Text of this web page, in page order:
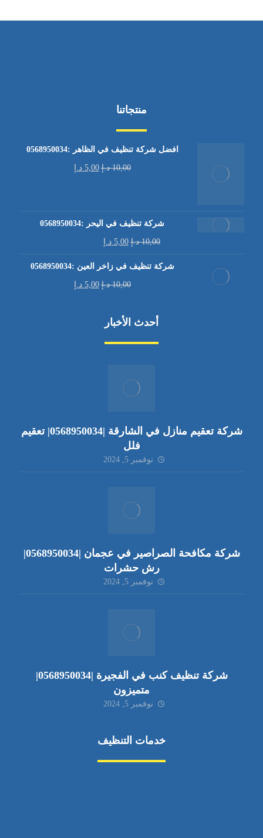
منتجاتنا
افضل شركة تنظيف في الظاهر :0568950034
10,00 د.إ 5,00 د.إ
شركة تنظيف في اليحر :0568950034
10,00 د.إ 5,00 د.إ
شركة تنظيف في زاخر العين :0568950034
10,00 د.إ 5,00 د.إ
أحدث الأخبار
شركة تعقيم منازل في الشارقة |0568950034| تعقيم
فلل
نوفمبر 5, 2024
شركة مكافحة الصراصير في عجمان |0568950034|
رش حشرات
نوفمبر 5, 2024
شركة تنظيف كنب في الفجيرة |0568950034|
متميزون
نوفمبر 5, 2024
خدمات التنظيف